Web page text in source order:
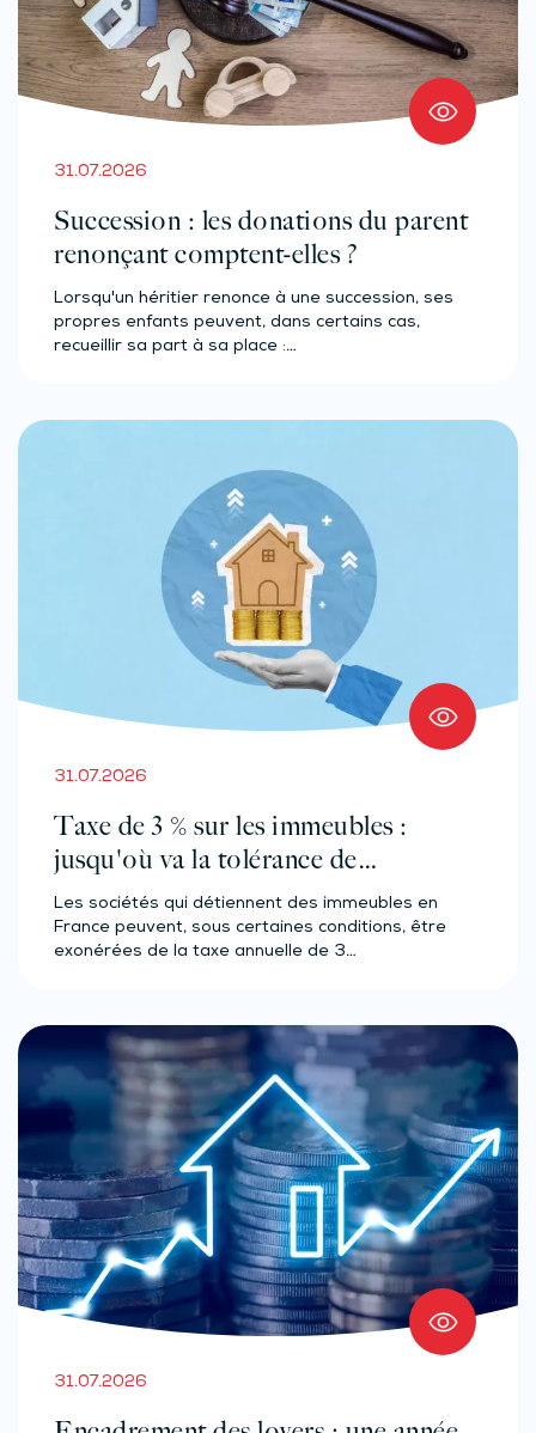
31.07.2026
Succession : les donations du parent
renonçant comptent-elles ?
Lorsqu'un héritier renonce à une succession, ses
propres enfants peuvent, dans certains cas,
recueillir sa part à sa place :…
31.07.2026
Taxe de 3 % sur les immeubles :
jusqu'où va la tolérance de
l'administration ?
Les sociétés qui détiennent des immeubles en
France peuvent, sous certaines conditions, être
exonérées de la taxe annuelle de 3…
31.07.2026